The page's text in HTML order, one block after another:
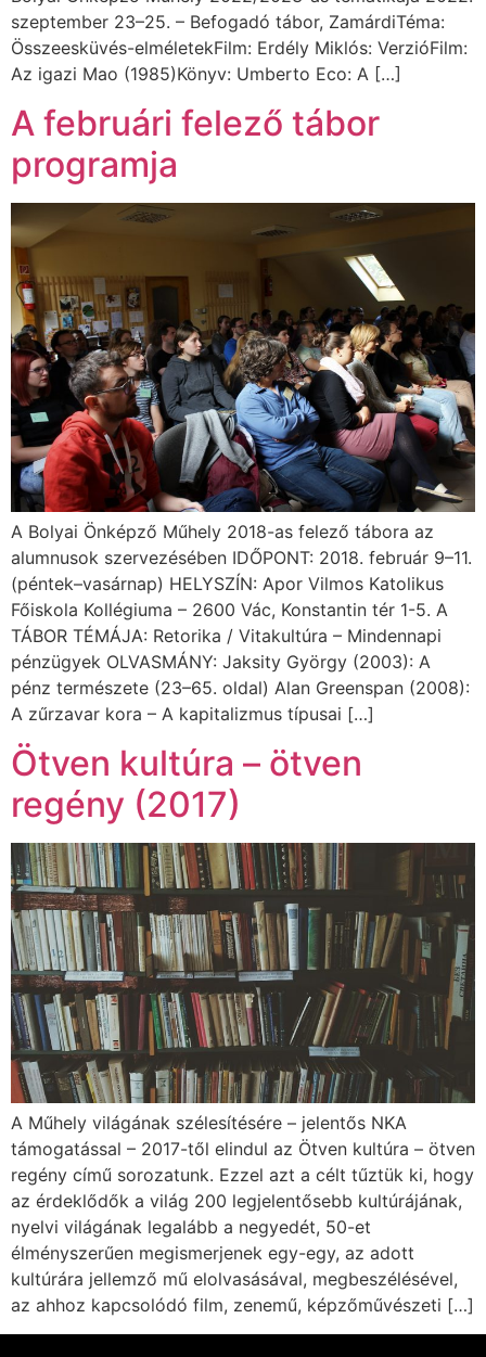
szeptember 23–25. – Befogadó tábor, ZamárdiTéma:
Összeesküvés-elméletekFilm: Erdély Miklós: VerzióFilm:
Az igazi Mao (1985)Könyv: Umberto Eco: A […]
A februári felező tábor
programja
A Bolyai Önképző Műhely 2018-as felező tábora az
alumnusok szervezésében IDŐPONT: 2018. február 9–11.
(péntek–vasárnap) HELYSZÍN: Apor Vilmos Katolikus
Főiskola Kollégiuma – 2600 Vác, Konstantin tér 1-5. A
TÁBOR TÉMÁJA: Retorika / Vitakultúra – Mindennapi
pénzügyek OLVASMÁNY: Jaksity György (2003): A
pénz természete (23–65. oldal) Alan Greenspan (2008):
A zűrzavar kora – A kapitalizmus típusai […]
Ötven kultúra – ötven
regény (2017)
A Műhely világának szélesítésére – jelentős NKA
támogatással – 2017-től elindul az Ötven kultúra – ötven
regény című sorozatunk. Ezzel azt a célt tűztük ki, hogy
az érdeklődők a világ 200 legjelentősebb kultúrájának,
nyelvi világának legalább a negyedét, 50-et
élményszerűen megismerjenek egy-egy, az adott
kultúrára jellemző mű elolvasásával, megbeszélésével,
az ahhoz kapcsolódó film, zenemű, képzőművészeti […]